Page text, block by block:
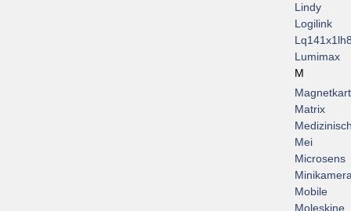
Lindy
Logilink
Lumimax
M
Matrix
Mei
Microsens
Mobile
Moleskine